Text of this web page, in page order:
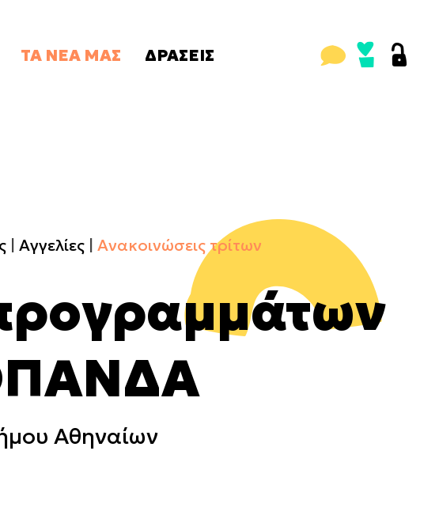
ΤΑ ΝΕΑ ΜΑΣ ΔΡΑΣΕΙΣ
Αγγελίες Ανακοινώσεις τρίτων
Αθηναίων